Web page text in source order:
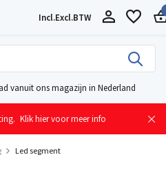
Incl.Excl.BTW
vanuit ons magazijn in Nederland
Klik hier voor meer info
Led segment